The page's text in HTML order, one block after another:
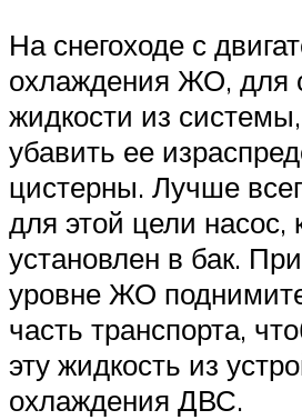
На снегоходе с
охлаждения ЖО, для
жидкости из
убавить ее
цистерны. Лучше
для этой цели насос,
установлен в бак.
уровне ЖО
часть транспорта,
эту жидкость из
охлаждения ДВС.